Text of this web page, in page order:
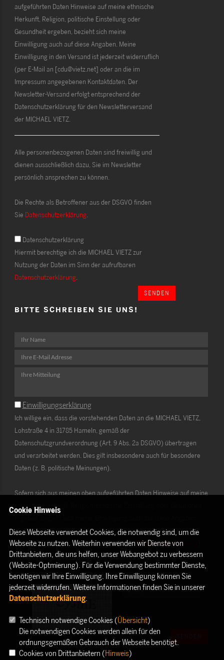
aufgeführten Daten Hinweise auf meine ethnische
Herkunft, Religion, politische Einstellung oder
Gesundheit ergeben, bezieht sich meine
Einwilligung auch auf diese Angaben. Meine
Einwilligung in den Versand ist jederzeit widerruflich
(per E-Mail an [cdu@vietz.net] oder an die im
Impressum angegebenen Kontaktdaten. Der
Newsletter-Versand erfolgt entsprechend der
Datenschutzerklärung für den Newsletterversand
der MICHAEL VIETZ.
Alle personenbezogenen Daten sind freiwillig und
dienen ausschließlich dazu, Sie im Newsletter
persönlich ansprechen zu können.
Die Rechte als Betroffener aus der DSGVO finden
Sie Datenschutzerklärung.
Datenschutzerklärung
Hiermit berechtige ich die MICHAEL VIETZ zur
Nutzung der Daten im Sinn der aufrufbaren
Datenschutzerklärung.
SENDEN
BITTE SCHREIBEN SIE UNS!
Einwilligungserklärung
Ich willige ein, dass die vorstehenden Daten an die MICHAEL VIETZ,
Lohstraße 4 in 31785 Hameln, gemäß der
Datenschutzgrundverordnung (Art. 9 Abs. 2a DSGVO) übertragen
und verarbeitet werden. Dies gilt insbesondere auch für besondere
Daten (z. B. politische Meinungen).
Sofern sich aus meinen oben aufgeführten Daten Hinweise auf meine
ethnische Herkunft, Religion, politische Einstellung oder Gesundheit
Die Rechte als Betroffener aus der DSGVO ( Datenschutzerklärung
habe ich gelesen und verstanden.
Cookie Hinweis
Diese Webseite verwendet Cookies, die notwendig sind, um die
Webseite zu nutzen. Weiterhin verwenden wir Dienste von
Drittanbietern, die uns helfen, unser Webangebot zu verbessern
(Website-Optmierung). Für die Verwendung bestimmter Dienste,
benötigen wir Ihre Einwilligung. Ihre Einwilligung können Sie
jederzeit widerrufen. Weitere Informationen finden Sie in unserer
Datenschutzerklärung.
Technisch notwendige Cookies (Übersicht)
Die notwendigen Cookies werden allein für den
ordnungsgemäßen Gebrauch der Webseite benötigt.
Cookies von Drittanbietern (Hinweis)